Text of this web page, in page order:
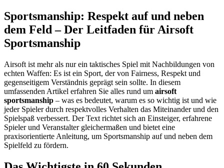
Sportsmanship: Respekt auf und neben
dem Feld – Der Leitfaden für Airsoft
Sportsmanship
Airsoft ist mehr als nur ein taktisches Spiel mit Nachbildungen von
echten Waffen: Es ist ein Sport, der von Fairness, Respekt und
gegenseitigem Verständnis geprägt sein sollte. In diesem
umfassenden Artikel erfahren Sie alles rund um airsoft
sportsmanship – was es bedeutet, warum es so wichtig ist und wie
jeder Spieler durch respektvolles Verhalten das Miteinander und den
Spielspaß verbessert. Der Text richtet sich an Einsteiger, erfahrene
Spieler und Veranstalter gleichermaßen und bietet eine
praxisorientierte Anleitung, um Sportsmanship auf und neben dem
Spielfeld zu fördern.